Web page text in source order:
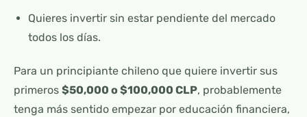
Quieres invertir sin estar pendiente del mercado
todos los días.
Para un principiante chileno que quiere invertir sus
primeros $50,000 o $100,000 CLP, probablemente
tenga más sentido empezar por educación financiera,